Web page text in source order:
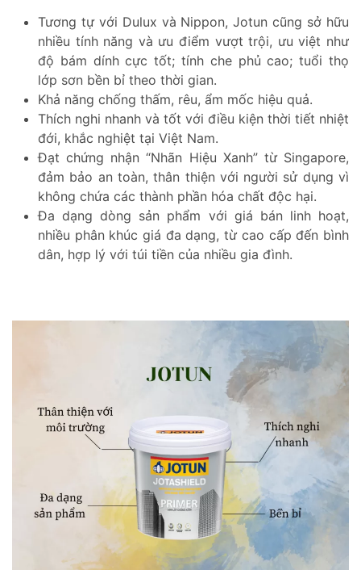
Tương tự với Dulux và Nippon, Jotun cũng sở hữu
nhiều tính năng và ưu điểm vượt trội, ưu việt như
độ bám dính cực tốt; tính che phủ cao; tuổi thọ
lớp sơn bền bỉ theo thời gian.
Khả năng chống thấm, rêu, ẩm mốc hiệu quả.
Thích nghi nhanh và tốt với điều kiện thời tiết nhiệt
đới, khắc nghiệt tại Việt Nam.
Đạt chứng nhận “Nhãn Hiệu Xanh” từ Singapore,
đảm bảo an toàn, thân thiện với người sử dụng vì
không chứa các thành phần hóa chất độc hại.
Đa dạng dòng sản phẩm với giá bán linh hoạt,
nhiều phân khúc giá đa dạng, từ cao cấp đến bình
dân, hợp lý với túi tiền của nhiều gia đình.